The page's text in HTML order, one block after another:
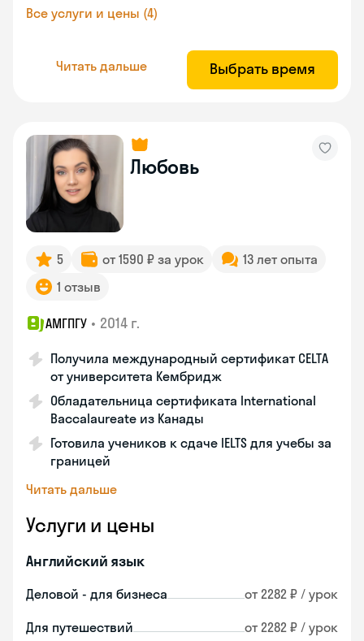
Все услуги и цены (4)
Читать дальше Выбрать время
Любовь
5 от 1590 ₽ за урок
13 лет опыта
1 отзыв
АМГПГУ • 2014 г.
Получила международный сертификат CELTA
от университета Кембридж
Обладательница сертификата International
Baccalaureate из Канады
Готовила учеников к сдаче IELTS для учебы за
границей
Читать дальше
Услуги и цены
Английский язык
Деловой - для бизнеса от 2282 ₽ / урок
Для путешествий от 2282 ₽ / урок